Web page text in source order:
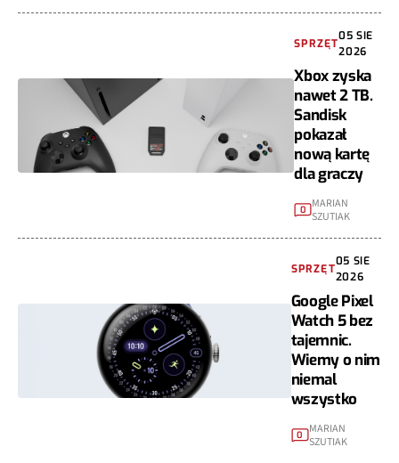
SPRZĘT
05 SIE
2026
Xbox zyska
nawet 2 TB.
Sandisk
pokazał
nową kartę
dla graczy
0
MARIAN
SZUTIAK
SPRZĘT
05 SIE
2026
Google Pixel
Watch 5 bez
tajemnic.
Wiemy o nim
niemal
wszystko
0
MARIAN
SZUTIAK